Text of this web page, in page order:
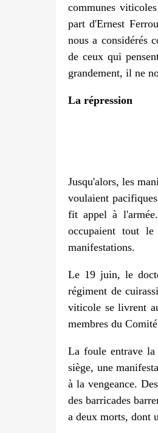
communes
part d'Ernest
nous a considérés
de ceux qui
grandement, il ne
La répression
Jusqu'alors, les
voulaient
fit appel à
occupaient tout le
manifestations.
Le 19 juin, le
régiment de
viticole se livrent
membres du
La foule entrave la
siège, une
à la vengeance.
des barricades
a deux morts, dont